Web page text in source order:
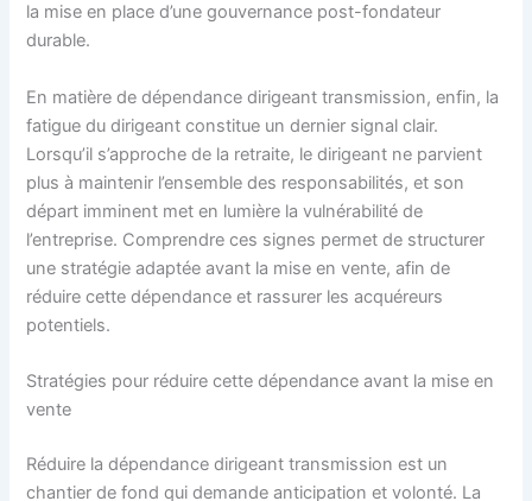
la mise en place d’une gouvernance post-fondateur
durable.
En matière de dépendance dirigeant transmission, enfin, la
fatigue du dirigeant constitue un dernier signal clair.
Lorsqu’il s’approche de la retraite, le dirigeant ne parvient
plus à maintenir l’ensemble des responsabilités, et son
départ imminent met en lumière la vulnérabilité de
l’entreprise. Comprendre ces signes permet de structurer
une stratégie adaptée avant la mise en vente, afin de
réduire cette dépendance et rassurer les acquéreurs
potentiels.
Stratégies pour réduire cette dépendance avant la mise en
vente
Réduire la dépendance dirigeant transmission est un
chantier de fond qui demande anticipation et volonté. La